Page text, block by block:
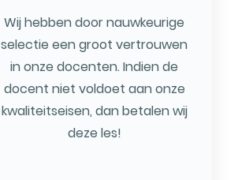
Wij hebben door nauwkeurige
selectie een groot vertrouwen
in onze docenten. Indien de
docent niet voldoet aan onze
kwaliteitseisen, dan betalen wij
deze les!